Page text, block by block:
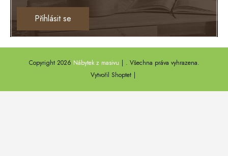
TEXAS
ANNY
DEL SOL
Přihlásit se
Vytvořil Shoptet
Copyright 2026 Nábytek z masivu . Všechna práva vyhrazena.